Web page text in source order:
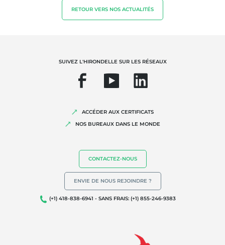
Agriculture biologique
Commerce équitable
Qualité et securité alimentaire
Responsabilité sociétale des entreprises
Allégations environnementales
RETOUR VERS NOS ACTUALITÉS
SUIVEZ L'HIRONDELLE SUR LES RÉSEAUX
ACCÉDER AUX CERTIFICATS
NOS BUREAUX DANS LE MONDE
CONTACTEZ-NOUS
ENVIE DE NOUS REJOINDRE ?
(+1) 418-838-6941 - SANS FRAIS: (+1) 855-246-9383